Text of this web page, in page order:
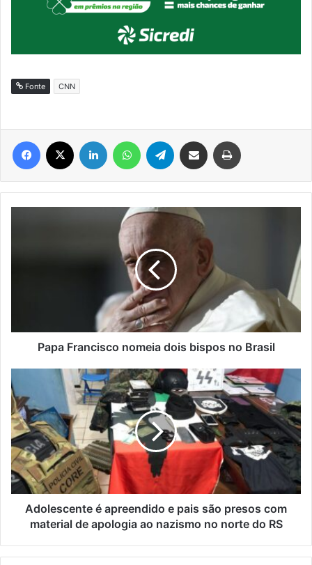
Fonte CNN
Facebook Linkedin WhatsAppTelegram Compartilhar via e-mail
Papa Francisco nomeia dois bispos no Brasil
Adolescente
é
apreendido
e
pais
são
presos
com
material
apologia
Adolescente é apreendido e pais são presos com
material de apologia ao nazismo no norte do RS